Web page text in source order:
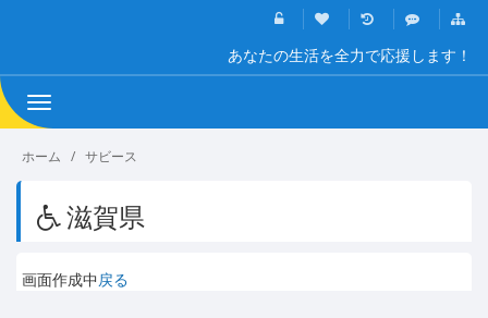
あなたの生活を全力で応援します！
Toggle
navigation
ホーム サビース
滋賀県
画面作成中 戻る